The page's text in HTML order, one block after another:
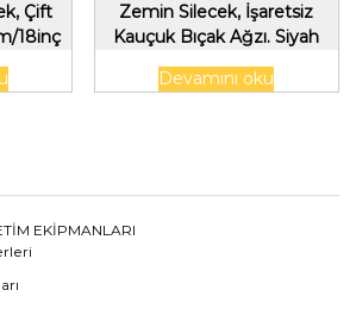
Çift
18inç
Zemin Silecek, İşaretsiz
Kauçuk Bıçak Ağzı. Siyah
Devamını oku
EKİPMANLARI